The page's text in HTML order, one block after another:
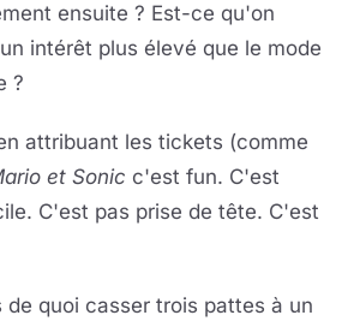
ensuite ? Est-ce qu'on
intérêt plus élevé que le mode
?
attribuant les tickets (comme
et Sonic c'est fun. C'est
C'est pas prise de tête. C'est
de quoi casser trois pattes à un